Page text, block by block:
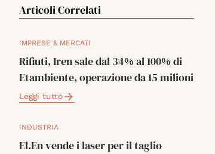
Articoli Correlati
IMPRESE & MERCATI
Rifiuti, Iren sale dal 34% al 100% di
Etambiente, operazione da 15 milioni
Leggi tutto
INDUSTRIA
El.En vende i laser per il taglio